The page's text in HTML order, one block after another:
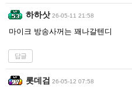
하하삿 26-05-11 21:58
마이크 방송사꺼는 꽤나갈텐디
답글
롯데검 26-05-12 07:58